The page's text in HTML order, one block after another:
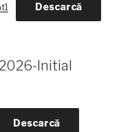
Descarcă
Initial
Descarcă